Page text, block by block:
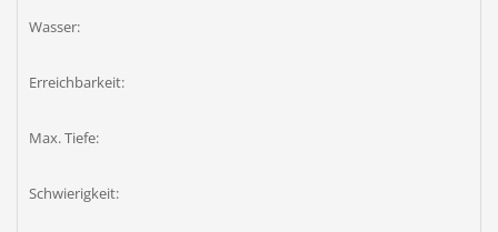
Wasser:
Erreichbarkeit:
Max. Tiefe:
Schwierigkeit: